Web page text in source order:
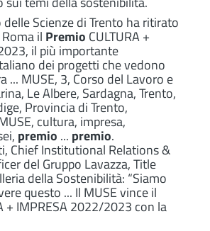
Scienze di Trento ha ritirato
il Premio CULTURA +
il più importante
dei progetti che vedono
... MUSE, 3, Corso del Lavoro e
Le Albere, Sardagna, Trento,
Provincia di Trento,
cultura, impresa,
premio ... premio.
Chief Institutional Relations &
del Gruppo Lavazza, Title
della Sostenibilità: “Siamo
questo ... Il MUSE vince il
+ IMPRESA 2022/2023 con la